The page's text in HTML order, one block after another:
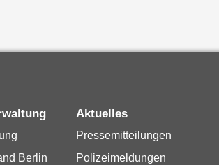
Berlin
Aktuelles
Pressemitteilungen
Polizeimeldungen